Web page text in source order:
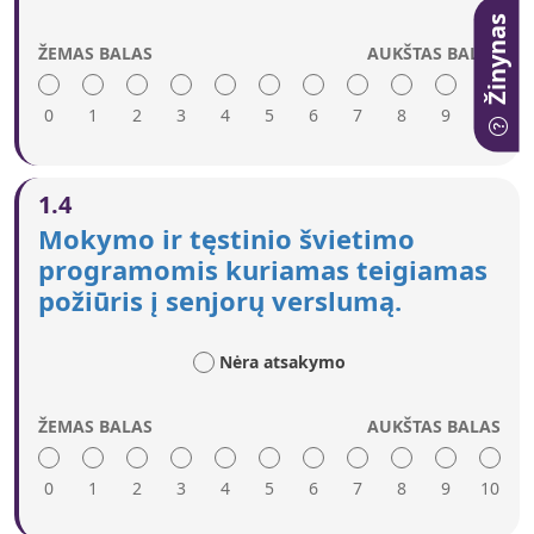
Žinynas
Tinkamais pranešimais senjorai informuojami
apie verslumo riziką.
Senjorams pasiekti naudojami tinkami kanalai,
įskaitant tradicinę (televiziją, spaudą) ir
ŽEMAS BALAS
0 1 2 3 4 5 6 7 8 9
AUKŠTAS BALAS
10
užimtumo tarnybos ir sąjungos informuojami
apie senjorų verslumo potencialą.
Sukuriamas teigiamas senjorų verslumo įvaizdis.
Galimų vyresnio amžiaus verslininkų svarbiems
tinkami žiniasklaidos ir internetiniai kanalai.
1.4
Mokymo ir tęstinio švietimo
programomis kuriamas teigiamas
požiūris į senjorų verslumą.
Nėra atsakymo
ŽEMAS BALAS
0 1 2 3 4 5 6 7 8 9
AUKŠTAS BALAS
10